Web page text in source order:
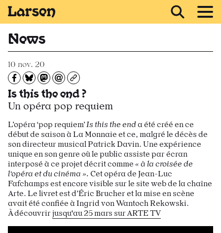
News
10 nov. 20
Partagez sur Facebook
Partager sur Bluesky
Partager sur Mastodon
Partagez par e-mail
Copiez l’url
Is this the end ?
Un opéra pop requiem
L’opéra ‘pop requiem’Is this the enda été créé en ce
début de saison à La Monnaie et ce, malgré le décès de
son directeur musical Patrick Davin. Une expérience
unique en son genre où le public assiste par écran
interposé à ce projet décrit comme « à la croisée de
l’opéra et du cinéma ». Cet opéra de Jean-Luc
Fafchamps est encore visible sur le site web de la chaîne
Arte. Le livret est d’Éric Brucher et la mise en scène
avait été confiée à Ingrid von Wantoch Rekowski.
À découvrir jusqu'au 25 mars sur ARTE TV